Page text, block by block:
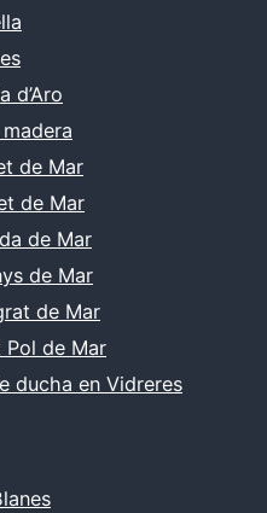
d’Aro
de Mar
de Mar
de Mar
de Mar
de Mar
Pol de Mar
ducha en Vidreres